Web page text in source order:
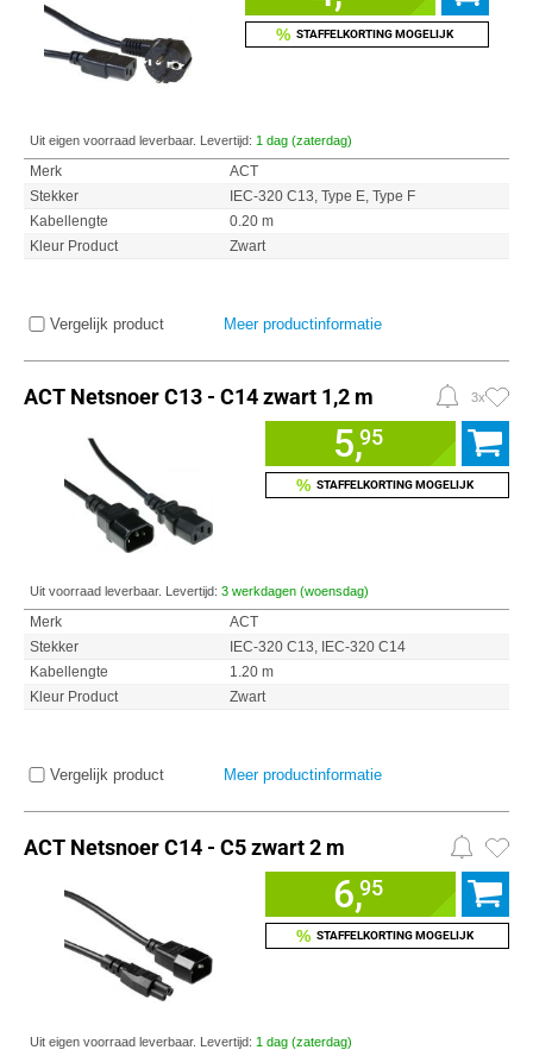
% STAFFELKORTING MOGELIJK
Uit eigen voorraad leverbaar. Levertijd: 1 dag (zaterdag)
Merk
ACT
Stekker
IEC-320 C13, Type E, Type F
Kabellengte
0.20 m
Kleur Product
Zwart
Vergelijk product Meer productinformatie
ACT Netsnoer C13 - C14 zwart 1,2 m 3x
5,95
% STAFFELKORTING MOGELIJK
Uit voorraad leverbaar. Levertijd: 3 werkdagen (woensdag)
Merk
ACT
Stekker
IEC-320 C13, IEC-320 C14
Kabellengte
1.20 m
Kleur Product
Zwart
Vergelijk product Meer productinformatie
ACT Netsnoer C14 - C5 zwart 2 m
6,95
% STAFFELKORTING MOGELIJK
Uit eigen voorraad leverbaar. Levertijd: 1 dag (zaterdag)